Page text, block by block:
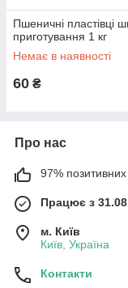
Пшеничні пластівці
приготування 1 кг
Немає в наявності
60 ₴
Про нас
97% позитивних
Працює з
м. Київ
Київ, Україна
Контакти